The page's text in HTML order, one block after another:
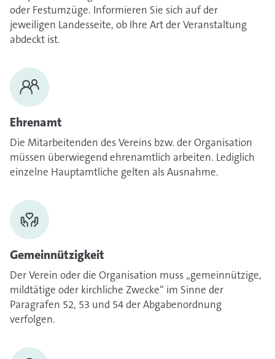
oder Festumzüge. Informieren Sie sich auf der
jeweiligen Landesseite, ob Ihre Art der Veranstaltung
abdeckt ist.
Ehrenamt
Die Mitarbeitenden des Vereins bzw. der Organisation
müssen überwiegend ehrenamtlich arbeiten. Lediglich
einzelne Hauptamtliche gelten als Ausnahme.
Gemeinnützigkeit
Der Verein oder die Organisation muss „gemeinnützige,
mildtätige oder kirchliche Zwecke“ im Sinne der
Paragrafen 52, 53 und 54 der Abgabenordnung
verfolgen.